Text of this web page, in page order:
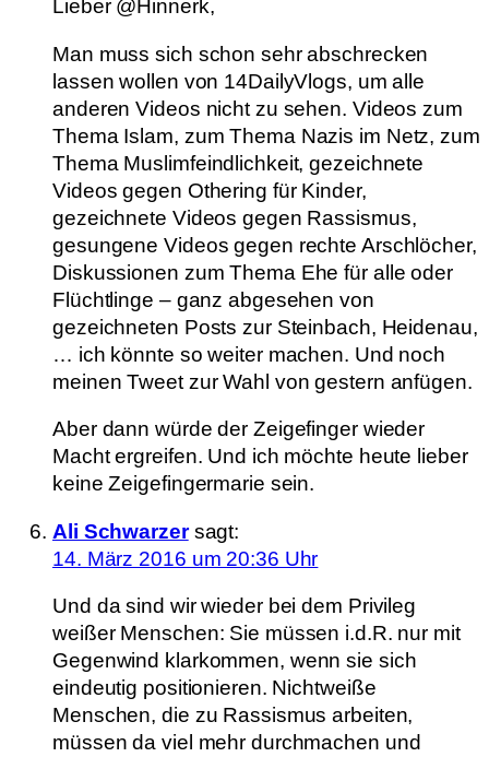
Lieber @Hinnerk,
Man muss sich schon sehr abschrecken
lassen wollen von 14DailyVlogs, um alle
anderen Videos nicht zu sehen. Videos zum
Thema Islam, zum Thema Nazis im Netz, zum
Thema Muslimfeindlichkeit, gezeichnete
Videos gegen Othering für Kinder,
gezeichnete Videos gegen Rassismus,
gesungene Videos gegen rechte Arschlöcher,
Diskussionen zum Thema Ehe für alle oder
Flüchtlinge – ganz abgesehen von
gezeichneten Posts zur Steinbach, Heidenau,
… ich könnte so weiter machen. Und noch
meinen Tweet zur Wahl von gestern anfügen.
Aber dann würde der Zeigefinger wieder
Macht ergreifen. Und ich möchte heute lieber
keine Zeigefingermarie sein.
Ali Schwarzer sagt:
14. März 2016 um 20:36 Uhr
Und da sind wir wieder bei dem Privileg
weißer Menschen: Sie müssen i.d.R. nur mit
Gegenwind klarkommen, wenn sie sich
eindeutig positionieren. Nichtweiße
Menschen, die zu Rassismus arbeiten,
müssen da viel mehr durchmachen und